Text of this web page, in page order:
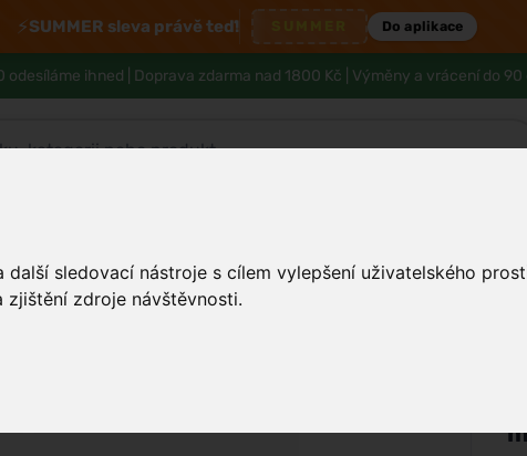
sledovací nástroje s cílem vylepšení uživatelského
zjištění zdroje návštěvnosti.
⚡SUMMER sleva právě teď! Do aplikace
ihned | Doprava zdarma nad 1800 Kč | Výměny a vrácení do
Tělo a hygiena Zdraví